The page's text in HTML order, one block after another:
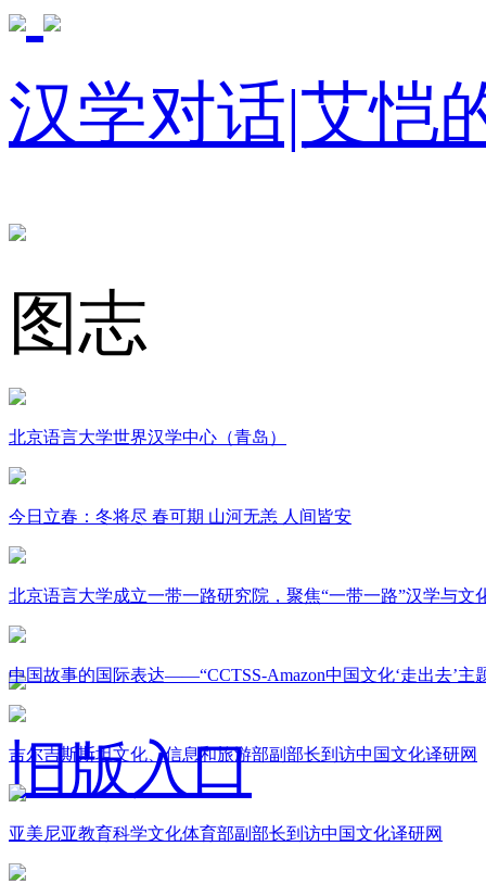
汉学对话|艾恺
图志
北京语言大学世界汉学中心（青岛）
今日立春：冬将尽 春可期 山河无恙 人间皆安
北京语言大学成立一带一路研究院，聚焦“一带一路”汉学与文
中国故事的国际表达——“CCTSS-Amazon中国文化‘走出去’主
吉尔吉斯斯坦文化、信息和旅游部副部长到访中国文化译研网
亚美尼亚教育科学文化体育部副部长到访中国文化译研网
旧版入口